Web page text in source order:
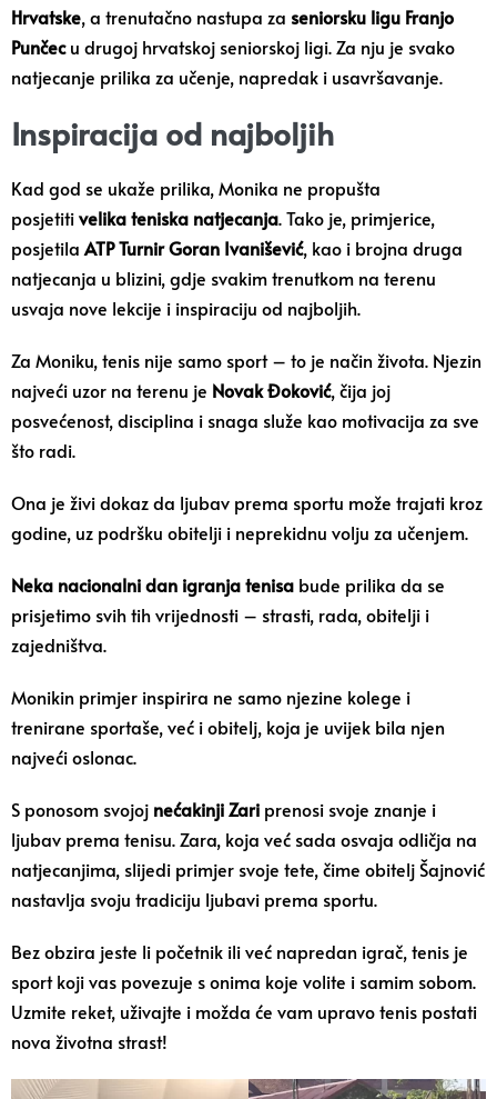
Hrvatske, a trenutačno nastupa za seniorsku ligu Franjo
Punčec u drugoj hrvatskoj seniorskoj ligi. Za nju je svako
natjecanje prilika za učenje, napredak i usavršavanje.
Inspiracija od najboljih
Kad god se ukaže prilika, Monika ne propušta
posjetitivelika teniska natjecanja. Tako je, primjerice,
posjetila ATP Turnir Goran Ivanišević, kao i brojna druga
natjecanja u blizini, gdje svakim trenutkom na terenu
usvaja nove lekcije i inspiraciju od najboljih.
Za Moniku, tenis nije samo sport – to je način života. Njezin
najveći uzor na terenu je Novak Đoković, čija joj
posvećenost, disciplina i snaga služe kao motivacija za sve
što radi.
Ona je živi dokaz da ljubav prema sportu može trajati kroz
godine, uz podršku obitelji i neprekidnu volju za učenjem.
Neka nacionalni dan igranja tenisa bude prilika da se
prisjetimo svih tih vrijednosti – strasti, rada, obitelji i
zajedništva.
Monikin primjer inspirira ne samo njezine kolege i
trenirane sportaše, već i obitelj, koja je uvijek bila njen
najveći oslonac.
S ponosom svojoj nećakinji Zari prenosi svoje znanje i
ljubav prema tenisu. Zara, koja već sada osvaja odličja na
natjecanjima, slijedi primjer svoje tete, čime obitelj Šajnović
nastavlja svoju tradiciju ljubavi prema sportu.
Bez obzira jeste li početnik ili već napredan igrač, tenis je
sport koji vas povezuje s onima koje volite i samim sobom.
Uzmite reket, uživajte i možda će vam upravo tenis postati
nova životna strast!